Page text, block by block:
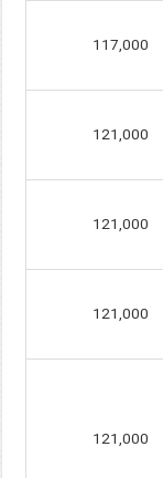
117,000
121,000
121,000
121,000
121,000